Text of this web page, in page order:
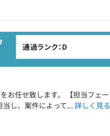
通過ランク：D
お任せ致します。 【担当フェー
し、案件によって... 詳しく見る